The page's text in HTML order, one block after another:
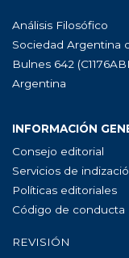
Análisis Filosófico
Sociedad Argentina
Bulnes 642
Argentina
INFORMACIÓN
Consejo editorial
Servicios de
Políticas editoriales
Código de conducta
REVISIÓN